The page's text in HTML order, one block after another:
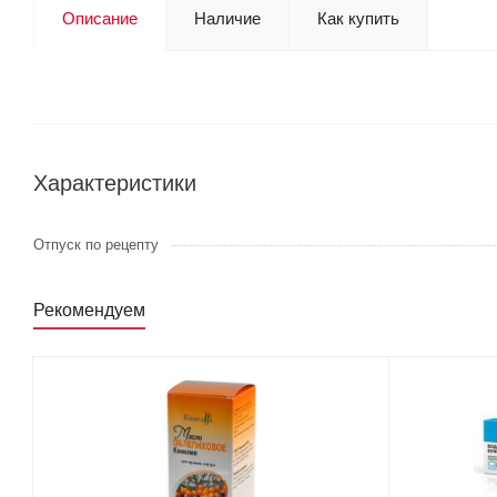
Описание Наличие Как купить
Характеристики
Отпуск по рецепту
Рекомендуем